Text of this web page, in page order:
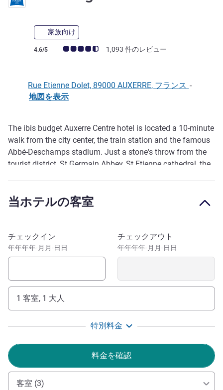
家族向け
お客さまの声 (確認済みレビュー アコーホテルズ)
4.6/5 1,093 件のレビュー
Rue Etienne Dolet, 89000 AUXERRE, フランス -
地図を表示
説明
The ibis budget Auxerre Centre hotel is located a 10-minute
walk from the city center, the train station and the famous
Abbé-Deschamps stadium. Just a stone's throw from the
tourist district, St Germain Abbey, St Etienne cathedral, the
当ホテルの客室
このホテルを予約
チェックイン
年年年年-月月-日日
チェックアウト
年年年年-月月-日日
1 客室, 1 大人
特別料金
料金を確認
客室 (3)